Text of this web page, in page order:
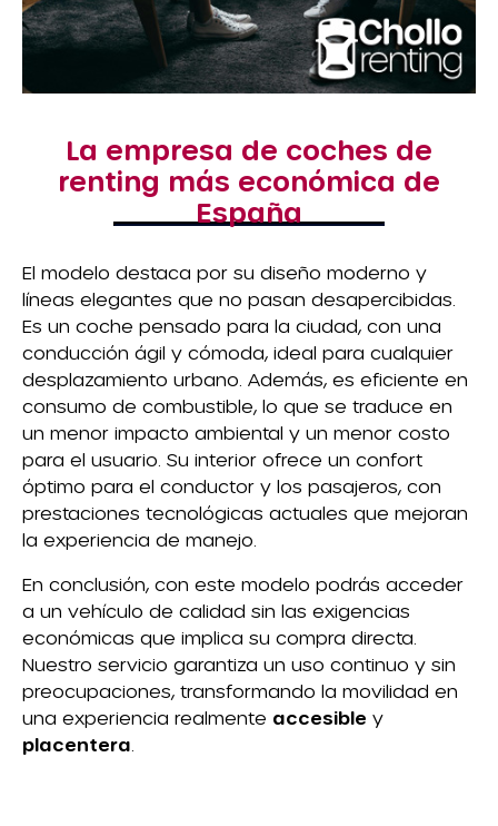
La empresa de coches de
renting más económica de
España
El modelo destaca por su diseño moderno y
líneas elegantes que no pasan desapercibidas.
Es un coche pensado para la ciudad, con una
conducción ágil y cómoda, ideal para cualquier
desplazamiento urbano. Además, es eficiente en
consumo de combustible, lo que se traduce en
un menor impacto ambiental y un menor costo
para el usuario. Su interior ofrece un confort
óptimo para el conductor y los pasajeros, con
prestaciones tecnológicas actuales que mejoran
la experiencia de manejo.
En conclusión, con este modelo podrás acceder
a un vehículo de calidad sin las exigencias
económicas que implica su compra directa.
Nuestro servicio garantiza un uso continuo y sin
preocupaciones, transformando la movilidad en
una experiencia realmente accesible y
placentera